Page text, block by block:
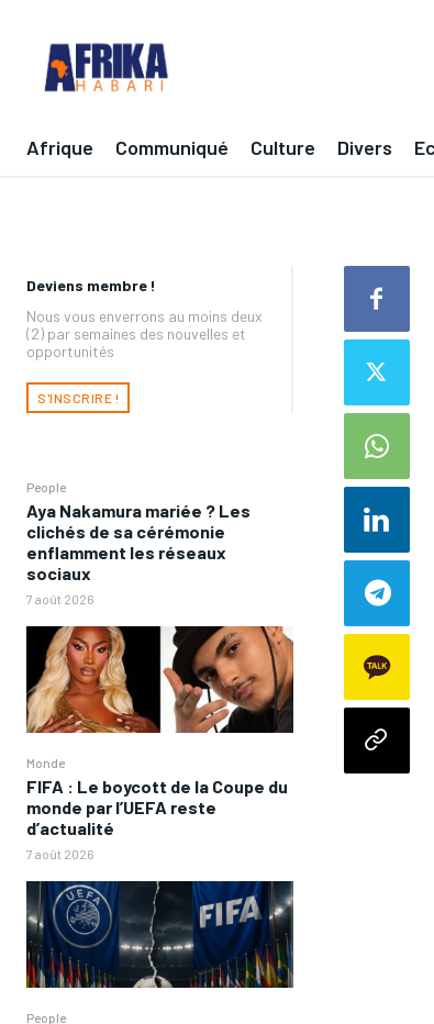
Afrique Communiqué Culture Divers
Deviens membre !
Nous vous enverrons au moins deux
(2) par semaines des nouvelles et
opportunités
S'INSCRIRE !
People
Aya Nakamura mariée ? Les
clichés de sa cérémonie
enflamment les réseaux
sociaux
7 août 2026
Monde
FIFA : Le boycott de la Coupe du
monde par l’UEFA reste
d’actualité
7 août 2026
People